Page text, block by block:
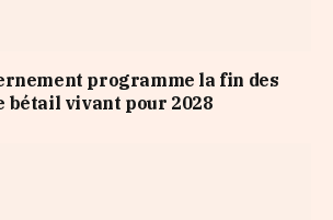
programme la fin des
bétail vivant pour 2028